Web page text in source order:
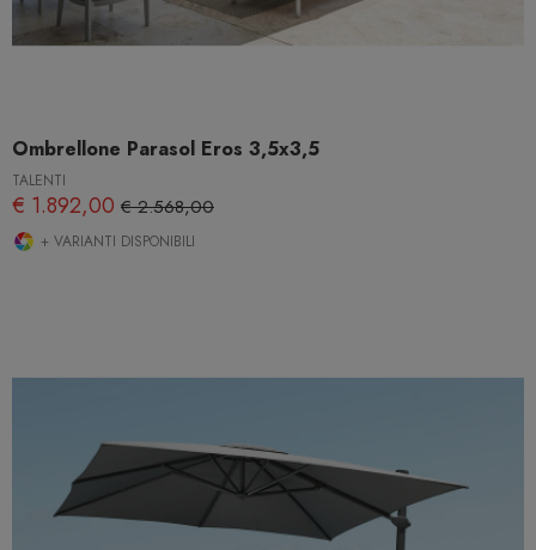
Ombrellone Parasol Eros 3,5x3,5
TALENTI
€ 1.892,00 € 2.568,00
+ VARIANTI DISPONIBILI